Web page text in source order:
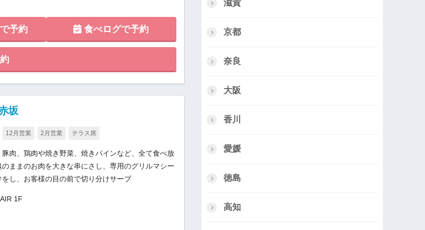
予約 食べログで予約
坂
12月営業 2月営業 テラス席
肉、鶏肉や焼き野菜、焼きパインなど、全て食べ放
ままのお肉を大きな串にさし、専用のグリルマシー
し、お客様の目の前で切り分けサーブ
1F
滋賀
京都
奈良
大阪
香川
愛媛
徳島
高知